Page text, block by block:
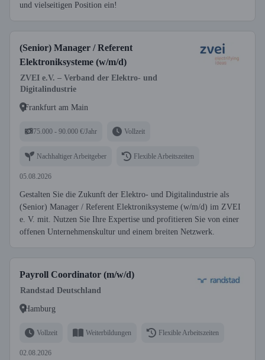
und vielseitigen Position ein!
(Senior) Manager / Referent
Elektroniksysteme (w/m/d)
ZVEI e.V. – Verband der Elektro- und
Digitalindustrie
Frankfurt am Main
75.000 - 90.000 €/Jahr Vollzeit
Nachhaltiger Arbeitgeber Flexible Arbeitszeiten
05.08.2026
Gestalten Sie die Zukunft der Elektro- und Digitalindustrie als
(Senior) Manager / Referent Elektroniksysteme (w/m/d) im ZVEI
e. V. mit. Nutzen Sie Ihre Expertise und profitieren Sie von einer
offenen Unternehmenskultur und einem breiten Netzwerk.
Payroll Coordinator (m/w/d)
Randstad Deutschland
Hamburg
Vollzeit Weiterbildungen Flexible Arbeitszeiten
02.08.2026